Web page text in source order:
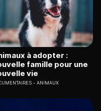
à adopter :
famille pour une
vie
ANIMAUX